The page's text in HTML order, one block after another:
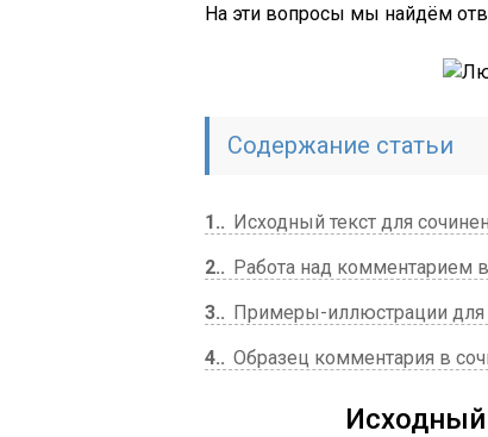
На эти вопросы мы найдём
Содержание статьи
1.
Исходный текст для
2.
Работа над комментарием
3.
Примеры-иллюстрации для
4.
Образец комментария в